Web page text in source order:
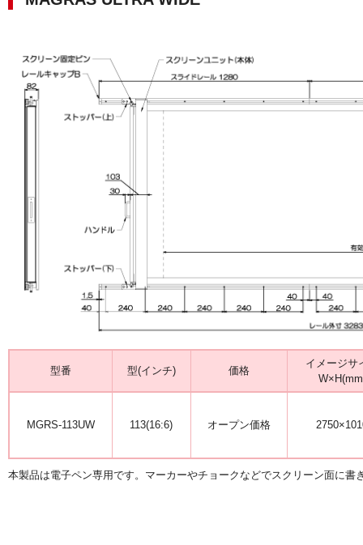
型番 型(インチ) 価格
イメージサ
MGRS-113UW 113(16:6) オープン価格
本製品は電子ペン専用です。マーカーやチョークなどでスクリーン面に書